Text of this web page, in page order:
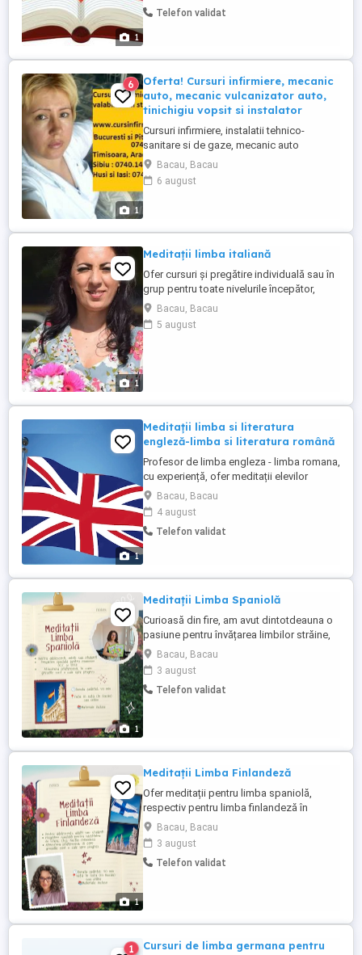
1
Ofer și cer seriozitate.
Telefon validat
1
6
Oferta! Cursuri infirmiere, mecanic
auto, mecanic vulcanizator auto,
tinichigiu vopsit si instalator
Cursuri infirmiere, instalatii tehnico-
sanitare si de gaze, mecanic auto
autorizate de catre Ministerul Muncii,
Ministerul Educatiei si A.N.C, cu aprobarea
Ministerului Sanatatii. Pretul de 1400 lei.
Anglia, Franta, ...
Bacau, Bacau
6 august
1
Meditații limba italiană
Ofer cursuri și pregătire individuală sau în
grup pentru toate nivelurile începător,
mediu și avansat. Activități interactive,
explicații clare și exerciții practice pentru:
comunicare fluentă în limba italiană;
Bacau, Bacau
5 august
1
Meditații limba si literatura
engleză-limba si literatura română
Profesor de limba engleza - limba romana,
cu experiență, ofer meditații elevilor
claselor I - XII în efectuarea temelor și
reusita examenelor, Cambridge,
Bacalaureat, dar si înțelegerea limbii
engleze, pentru cei începători. Sunt o
Bacau, Bacau
4 august
Telefon validat
1
Meditații Limba Spaniolă
Curioasă din fire, am avut dintotdeauna o
pasiune pentru învățarea limbilor străine,
care, prin unicitatea lor, mi-a oferit șansa
de a înțelege că reprezintă o experiență
plăcută și relaxantă, care îți poate
schimba cariera. Am absolvit Facultatea
Bacau, Bacau
3 august
Telefon validat
1
Meditații Limba Finlandeză
Ofer meditații pentru limba spaniolă,
respectiv pentru limba finlandeză în
special elevilor de liceu, celor care se
pregătesc pentru examene importante,sau
pur și simplu persoanelor care doresc să
cunoască o nouă limbă. Curioasă din fire,
Bacau, Bacau
3 august
Telefon validat
1
Cursuri de limba germana pentru